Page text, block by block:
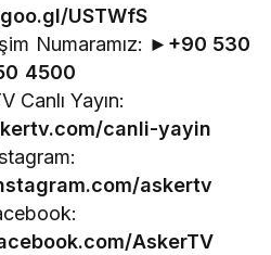
USTWfS
Numaramız: ► +90 530
4500
Canlı Yayın:
canli-yayin
askertv
AskerTV